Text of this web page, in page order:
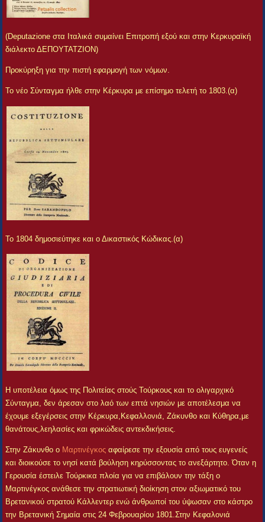
(Deputazione στα Ιταλικά συμαίνει Επιτροπή εξού και στην Κερκυραϊκή
διάλεκτο ΔΕΠΟΥΤΑΤΖΙΟΝ)
Προκύρηξη για την πιστή εφαρμογή των νόμων.
Το νέο Σύνταγμα ήλθε στην Κέρκυρα με επίσημο τελετή το 1803.(α)
Το 1804 δημοσιεύτηκε και ο Δικαστικός Κώδικας.(α)
Η υποτέλεια όμως της Πολιτείας στούς Τούρκους και το ολιγαρχικό
Σύνταγμα, δεν άρεσαν στο λαό των επτά νησιών με αποτέλεσμα να
έχουμε εξεγέρσεις στην Κέρκυρα,Κεφαλλονιά, Ζάκυνθο και Κύθηρα,με
θανάτους,λεηλασίες και φρικώδεις αντεκδικήσεις.
Στην Ζάκυνθο ο Μαρτινέγκος αφαίρεσε την εξουσία από τους ευγενείς
και διοικούσε το νησί κατά βούληση κηρύσσοντας το ανεξάρτητο. Όταν η
Γερουσία έστειλε Τούρκικα πλοία για να επιβάλουν την τάξη ο
Μαρτινέγκος ανάθεσε την στρατιωτική διοίκηση στον αξιωματικό του
Βρετανικού στρατού Κάλλεντερ ενώ άνθρωποί του ύψωσαν στο κάστρο
την Βρετανική Σημαία στις 24 Φεβρουαρίου 1801.Στην Κεφαλονιά